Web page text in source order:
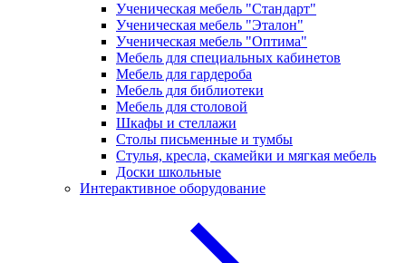
Ученическая мебель "Стандарт"
Ученическая мебель "Эталон"
Ученическая мебель "Оптима"
Мебель для специальных кабинетов
Мебель для гардероба
Мебель для библиотеки
Мебель для столовой
Шкафы и стеллажи
Столы письменные и тумбы
Стулья, кресла, скамейки и мягкая мебель
Доски школьные
Интерактивное оборудование